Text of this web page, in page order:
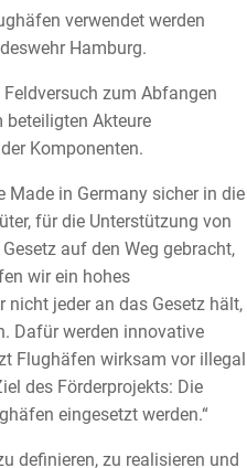
verwendet werden
Hamburg.
zum Abfangen
Akteure
Komponenten.
Made in Germany sicher in die
für die Unterstützung von
auf den Weg gebracht,
wir ein hohes
jeder an das Gesetz hält,
Dafür werden innovative
Flughäfen wirksam vor illegal
des Förderprojekts: Die
eingesetzt werden.“
definieren, zu realisieren und